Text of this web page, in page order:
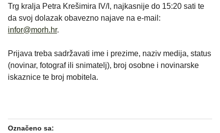
Trg kralja Petra Krešimira IV/I, najkasnije do 15:20 sati te
da svoj dolazak obavezno najave na e-mail:
infor@morh.hr.
Prijava treba sadržavati ime i prezime, naziv medija, status
(novinar, fotograf ili snimatelj), broj osobne i novinarske
iskaznice te broj mobitela.
Označeno sa: